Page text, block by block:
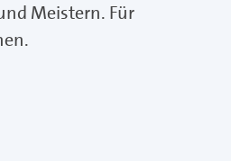
Meistern. Für